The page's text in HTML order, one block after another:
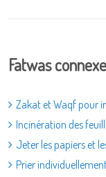
Fatwas
Zakat et Waqf pour
Incinération des
Jeter les papiers et
Prier